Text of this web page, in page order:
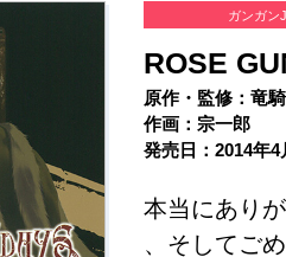
ガンガン
ROSE
原作・監修：竜
作画：宗一郎
発売日：2014年4
本当にあり
、そしてご